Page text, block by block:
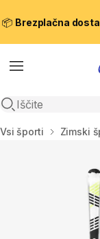
📦 Brezplačna
Meni
Odpri iskanje
Domov
Vsi športi Zimski